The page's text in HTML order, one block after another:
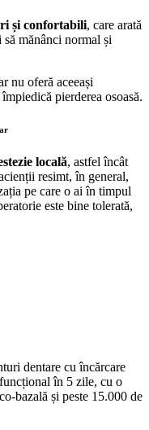
și confortabili, care arată
mănânci normal și
nu oferă aceeași
pierderea osoasă.
locală, astfel încât
resimt, în general,
pe care o ai în timpul
este bine tolerată,
dentare cu încărcare
în 5 zile, cu o
bazală și peste 15.000 de